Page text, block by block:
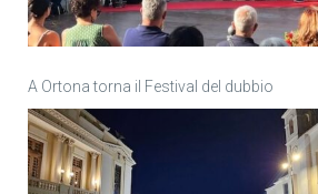
A Ortona torna il Festival del dubbio